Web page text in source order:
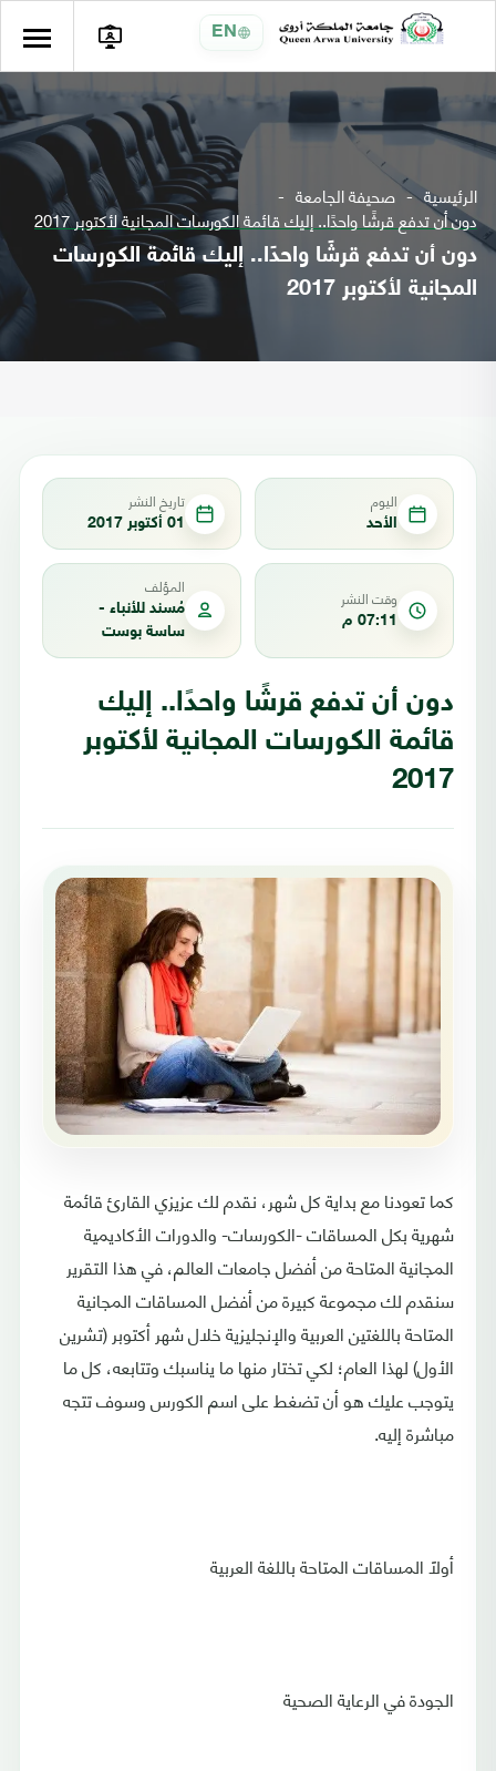
EN
الرئيسية صحيفة الجامعة
دون أن تدفع قرشًا واحدًا.. إليك قائمة الكورسات المجانية لأكتوبر 2017
دون أن تدفع قرشًا واحدًا.. إليك قائمة الكورسات
المجانية لأكتوبر 2017
اليوم
الأحد
تاريخ النشر
01 أكتوبر 2017
وقت النشر
07:11 م
المؤلف
مُسند للأنباء -
ساسة بوست
دون أن تدفع قرشًا واحدًا.. إليك
قائمة الكورسات المجانية لأكتوبر
2017
كما تعودنا مع بداية كل شهر، نقدم لك عزيزي القارئ قائمة
شهرية بكل المساقات -الكورسات- والدورات الأكاديمية
المجانية المتاحة من أفضل جامعات العالم، في هذا التقرير
سنقدم لك مجموعة كبيرة من أفضل المساقات المجانية
المتاحة باللغتين العربية والإنجليزية خلال شهر أكتوبر (تشرين
الأول) لهذا العام؛ لكي تختار منها ما يناسبك وتتابعه، كل ما
يتوجب عليك هو أن تضغط على اسم الكورس وسوف تتجه
مباشرة إليه.
أولًا المساقات المتاحة باللغة العربية
الجودة في الرعاية الصحية